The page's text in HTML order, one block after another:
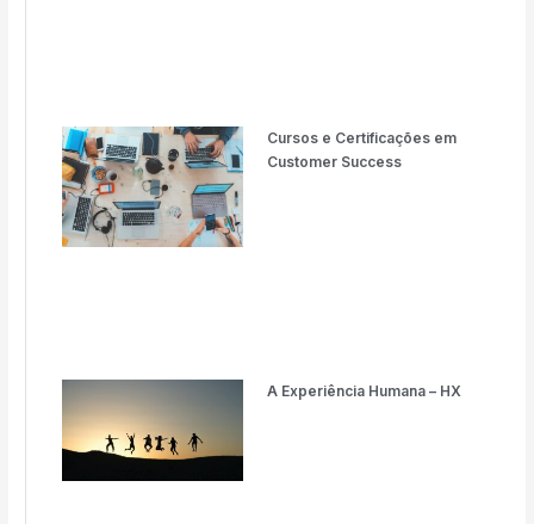
Cursos e Certificações em
Customer Success
A Experiência Humana – HX